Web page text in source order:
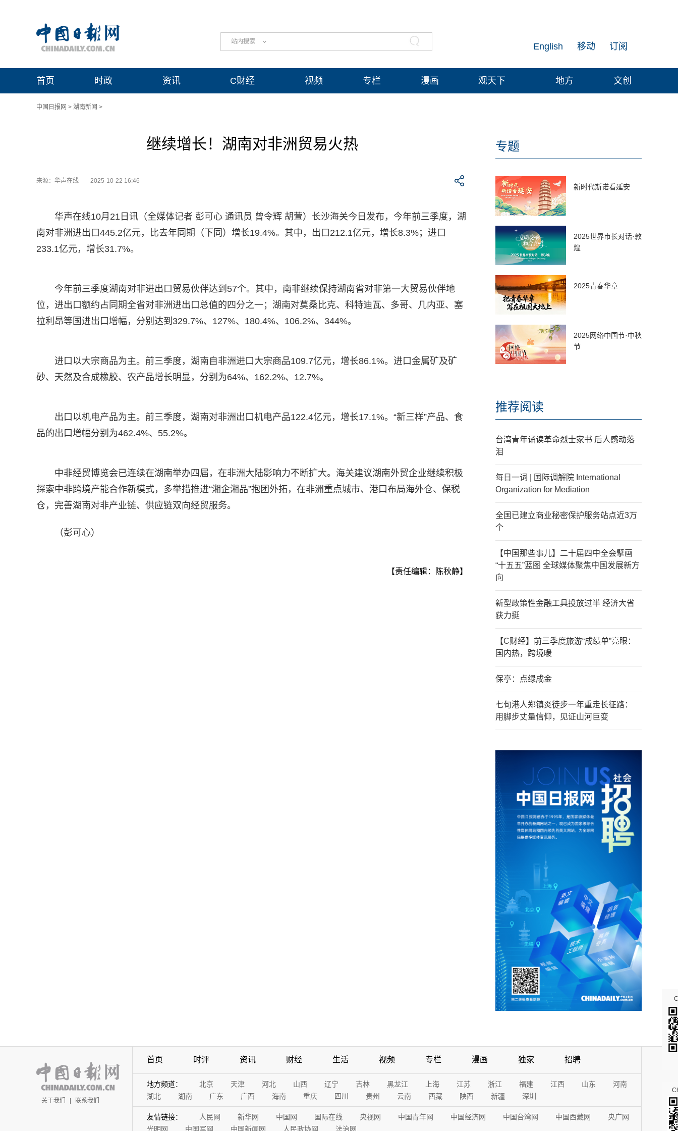
站内搜索 订阅
移动
English
首页 时政 资讯 C财经 视频 专栏 漫画 观天下 地方 文创
中国日报网 > 湖南新闻 >
继续增长！湖南对非洲贸易火热
来源：华声在线 2025-10-22 16:46
华声在线10月21日讯（全媒体记者 彭可心 通讯员 曾令辉 胡萱）长沙海关今日发布，今年前三季度，湖
南对非洲进出口445.2亿元，比去年同期（下同）增长19.4%。其中，出口212.1亿元，增长8.3%；进口
233.1亿元，增长31.7%。
今年前三季度湖南对非进出口贸易伙伴达到57个。其中，南非继续保持湖南省对非第一大贸易伙伴地
位，进出口额约占同期全省对非洲进出口总值的四分之一；湖南对莫桑比克、科特迪瓦、多哥、几内亚、塞
拉利昂等国进出口增幅，分别达到329.7%、127%、180.4%、106.2%、344%。
进口以大宗商品为主。前三季度，湖南自非洲进口大宗商品109.7亿元，增长86.1%。进口金属矿及矿
砂、天然及合成橡胶、农产品增长明显，分别为64%、162.2%、12.7%。
出口以机电产品为主。前三季度，湖南对非洲出口机电产品122.4亿元，增长17.1%。“新三样”产品、食
品的出口增幅分别为462.4%、55.2%。
中非经贸博览会已连续在湖南举办四届，在非洲大陆影响力不断扩大。海关建议湖南外贸企业继续积极
探索中非跨境产能合作新模式，多举措推进“湘企湘品”抱团外拓，在非洲重点城市、港口布局海外仓、保税
仓，完善湖南对非产业链、供应链双向经贸服务。
（彭可心）
【责任编辑：陈秋静】
专题
新时代斯诺看延安
2025世界市长对话·敦
煌
2025青春华章
2025网络中国节·中秋
节
推荐阅读
台湾青年诵读革命烈士家书 后人感动落
泪
每日一词 | 国际调解院 International
Organization for Mediation
全国已建立商业秘密保护服务站点近3万
个
【中国那些事儿】二十届四中全会擘画
“十五五”蓝图 全球媒体聚焦中国发展新方
向
新型政策性金融工具投放过半 经济大省
获力挺
【C财经】前三季度旅游“成绩单”亮眼：
国内热，跨境暖
保亭：点绿成金
七旬港人郑镇炎徒步一年重走长征路：
用脚步丈量信仰，见证山河巨变
关于我们 | 联系我们
首页 时评 资讯 财经 生活 视频 专栏 漫画 独家 招聘
地方频道： 北京 天津 河北 山西 辽宁 吉林 黑龙江 上海 江苏 浙江 福建 江西 山东
河南
湖北
湖南 广东 广西 海南 重庆 四川 贵州 云南 西藏 陕西 新疆 深圳
友情链接： 人民网 新华网 中国网 国际在线 央视网 中国青年网 中国经济网 中国台湾网 中国西藏网
央广网
光明网
中国军网 中国新闻网 人民政协网 法治网